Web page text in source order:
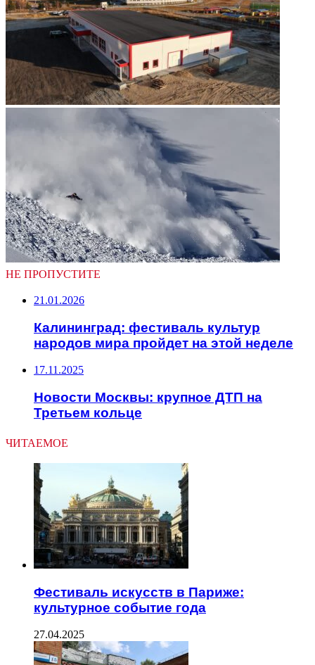
НЕ ПРОПУСТИТЕ
21.01.2026
Калининград: фестиваль культур
народов мира пройдет на этой неделе
17.11.2025
Новости Москвы: крупное ДТП на
Третьем кольце
ЧИТАЕМОЕ
Фестиваль искусств в Париже:
культурное событие года
27.04.2025